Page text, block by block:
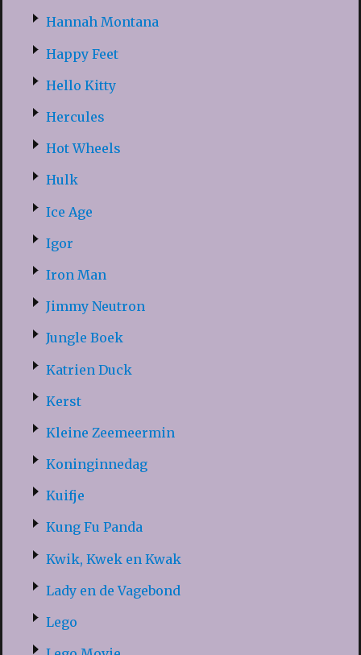
Hannah Montana
Happy Feet
Hello Kitty
Hercules
Hot Wheels
Hulk
Ice Age
Igor
Iron Man
Jimmy Neutron
Jungle Boek
Katrien Duck
Kerst
Kleine Zeemeermin
Koninginnedag
Kuifje
Kung Fu Panda
Kwik, Kwek en Kwak
Lady en de Vagebond
Lego